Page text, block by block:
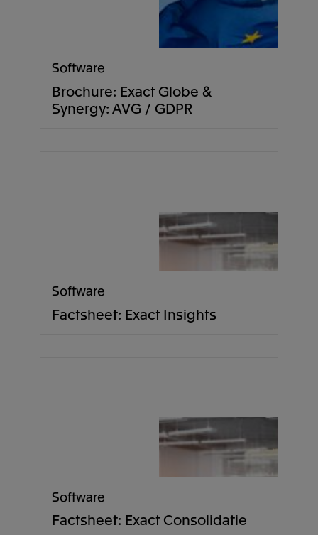
Software
Brochure: Exact Globe &
Synergy: AVG / GDPR
Software
Factsheet: Exact Insights
Software
Factsheet: Exact Consolidatie